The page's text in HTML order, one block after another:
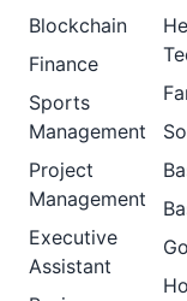
Blockchain
Finance
Sports
Management
Project
Management
Executive
Assistant